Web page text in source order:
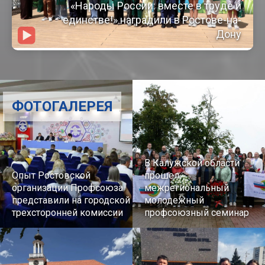
«Народы России: вместе в труде и
единстве!» наградили в Ростове-на-
Дону
Опыт Ростовской
организации Профсоюза
представили на городской
трехсторонней комиссии
В Калужской области
прошел
межрегиональный
молодежный
профсоюзный семинар
ФОТОГАЛЕРЕЯ